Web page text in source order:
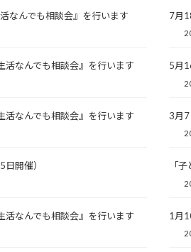
なんでも相談会』を行います 7月
なんでも相談会』を行います 5月
なんでも相談会』を行います 3月
開催） 「
なんでも相談会』を行います 1月